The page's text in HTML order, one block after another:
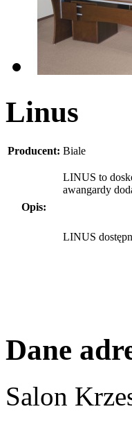
Linus
Producent: Biale
Opis:
LINUS to
awangardy
LINUS
Dane
Salon